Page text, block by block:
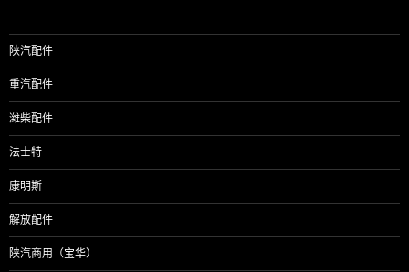
陕汽配件
重汽配件
潍柴配件
法士特
康明斯
解放配件
陕汽商用（宝华）